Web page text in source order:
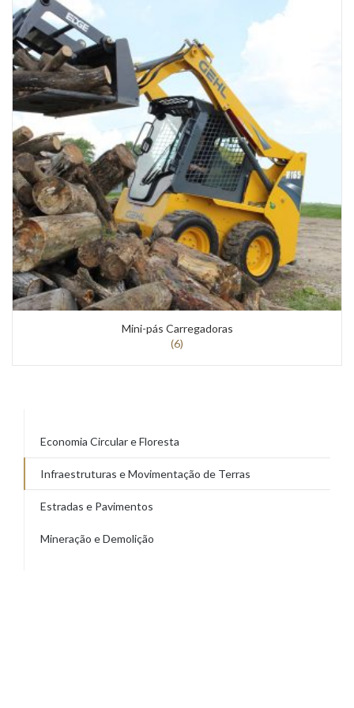
Mini-pás Carregadoras
(6)
Economia Circular e Floresta
Infraestruturas e Movimentação de Terras
Estradas e Pavimentos
Mineração e Demolição